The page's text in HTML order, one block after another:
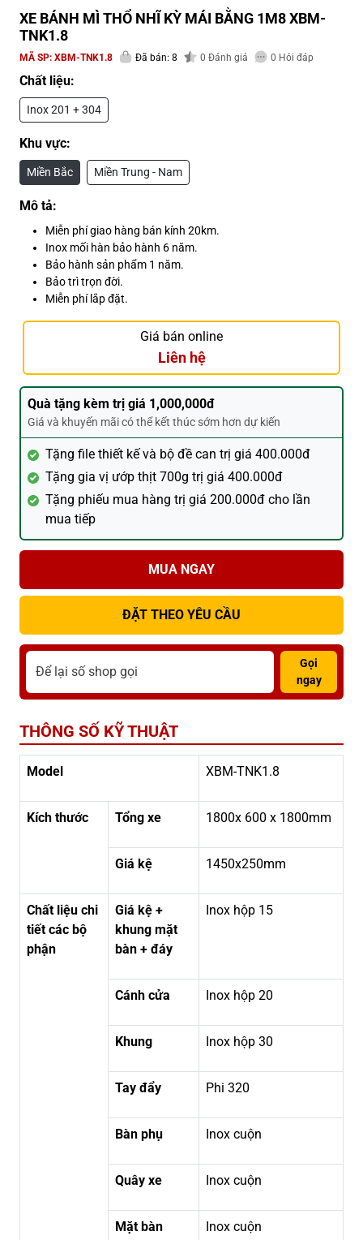
XE BÁNH MÌ THỔ NHĨ KỲ MÁI BẰNG 1M8 XBM-
TNK1.8
MÃ SP: XBM-TNK1.8 Đã bán: 8 0 Đánh giá 0 Hỏi đáp
Chất liệu:
Inox 201 + 304
Khu vực:
Miền Bắc Miền Trung - Nam
Mô tả:
Miễn phí giao hàng bán kính 20km.
Inox mối hàn bảo hành 6 năm.
Bảo hành sản phẩm 1 năm.
Bảo trì trọn đời.
Miễn phí lắp đặt.
Giá bán online
Liên hệ
Quà tặng kèm trị giá 1,000,000đ
Giá và khuyến mãi có thể kết thúc sớm hơn dự kiến
Tặng file thiết kế và bộ đề can trị giá 400.000đ
Tặng gia vị ướp thịt 700g trị giá 400.000đ
Tặng phiếu mua hàng trị giá 200.000đ cho lần
mua tiếp
MUA NGAY
ĐẶT THEO YÊU CẦU
Gọi
ngay
THÔNG SỐ KỸ THUẬT
Model XBM-TNK1.8
Kích thước Tổng xe 1800x 600 x 1800mm
Giá kệ 1450x250mm
Chất liệu chi
tiết các bộ
phận
Giá kệ +
khung mặt
bàn + đáy
Inox hộp 15
Cánh cửa Inox hộp 20
Khung Inox hộp 30
Tay đẩy Phi 320
Bàn phụ Inox cuộn
Quây xe Inox cuộn
Mặt bàn Inox cuộn